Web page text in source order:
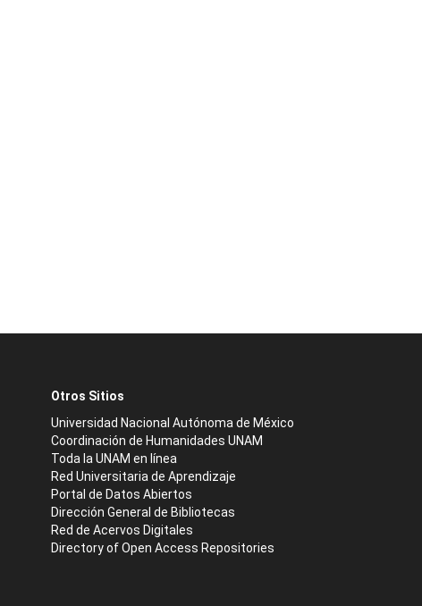
Otros Sitios
Universidad Nacional Autónoma de México
Coordinación de Humanidades UNAM
Toda la UNAM en línea
Red Universitaria de Aprendizaje
Portal de Datos Abiertos
Dirección General de Bibliotecas
Red de Acervos Digitales
Directory of Open Access Repositories